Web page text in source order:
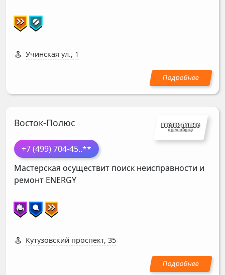
Учинская ул., 1
Восток-Полюс
+7 (499) 704-45..**
Мастерская осуществит поиск неисправности и
ремонт ENERGY
Кутузовский проспект, 35